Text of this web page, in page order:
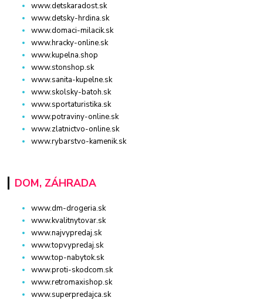
www.detskaradost.sk
www.detsky-hrdina.sk
www.domaci-milacik.sk
www.hracky-online.sk
www.kupelna.shop
www.stonshop.sk
www.sanita-kupelne.sk
www.skolsky-batoh.sk
www.sportaturistika.sk
www.potraviny-online.sk
www.zlatnictvo-online.sk
www.rybarstvo-kamenik.sk
DOM, ZÁHRADA
www.dm-drogeria.sk
www.kvalitnytovar.sk
www.najvypredaj.sk
www.topvypredaj.sk
www.top-nabytok.sk
www.proti-skodcom.sk
www.retromaxishop.sk
www.superpredajca.sk